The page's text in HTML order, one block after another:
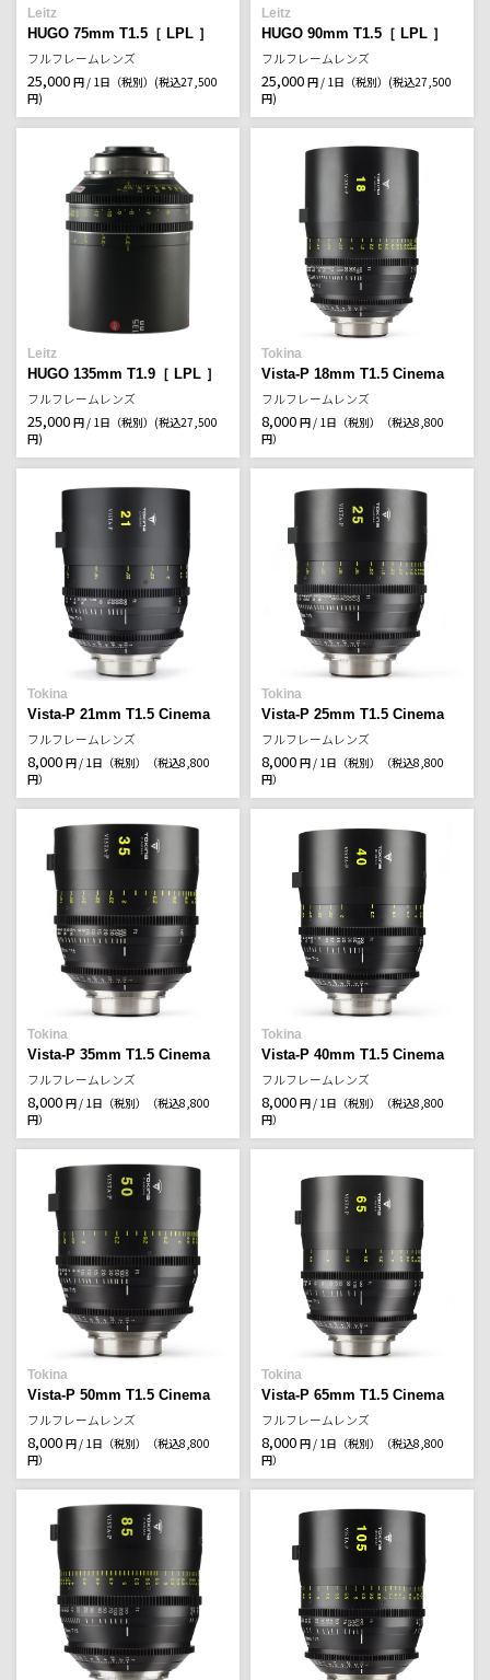
Leitz
HUGO 75mm T1.5［ LPL ］
フルフレームレンズ
25,000 円 / 1日（税別） (税込27,500
円)
Leitz
HUGO 90mm T1.5［ LPL ］
フルフレームレンズ
25,000 円 / 1日（税別） (税込27,500
円)
Leitz
HUGO 135mm T1.9［ LPL ］
フルフレームレンズ
25,000 円 / 1日（税別） (税込27,500
円)
Tokina
Vista-P 18mm T1.5 Cinema
フルフレームレンズ
8,000 円 / 1日（税別）
（税込8,800
円）
Tokina
Vista-P 21mm T1.5 Cinema
フルフレームレンズ
8,000 円 / 1日（税別）
（税込8,800
円）
Tokina
Vista-P 25mm T1.5 Cinema
フルフレームレンズ
8,000 円 / 1日（税別）
（税込8,800
円）
Tokina
Vista-P 35mm T1.5 Cinema
フルフレームレンズ
8,000 円 / 1日（税別）
（税込8,800
円）
Tokina
Vista-P 40mm T1.5 Cinema
フルフレームレンズ
8,000 円 / 1日（税別）
（税込8,800
円）
Tokina
Vista-P 50mm T1.5 Cinema
フルフレームレンズ
8,000 円 / 1日（税別）
（税込8,800
円）
Tokina
Vista-P 65mm T1.5 Cinema
フルフレームレンズ
8,000 円 / 1日（税別）
（税込8,800
円）